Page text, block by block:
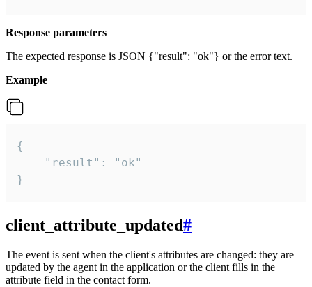
Response parameters
The expected response is JSON {"result": "ok"} or the error text.
Example
{
    "result": "ok"
}
client_attribute_updated#
The event is sent when the client's attributes are changed: they are
updated by the agent in the application or the client fills in the
attribute field in the contact form.